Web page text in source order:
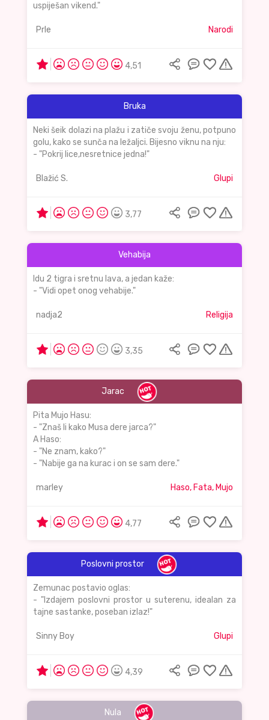
uspiješan vikend."
Prle Narodi
4,51
Bruka
Neki šeik dolazi na plažu i zatiče svoju ženu, potpuno
golu, kako se sunča na ležaljci. Bijesno viknu na nju:
- "Pokrij lice,nesretnice jedna!"
Blažić S. Glupi
3,77
Vehabija
Idu 2 tigra i sretnu lava, a jedan kaže:
- "Vidi opet onog vehabije."
nadja2 Religija
3,35
Jarac
Pita Mujo Hasu:
- "Znaš li kako Musa dere jarca?"
A Haso:
- "Ne znam, kako?"
- "Nabije ga na kurac i on se sam dere."
marley Haso, Fata, Mujo
4,77
Poslovni prostor
Zemunac postavio oglas:
- "Izdajem poslovni prostor u suterenu, idealan za
tajne sastanke, poseban izlaz!"
Sinny Boy Glupi
4,39
Nula